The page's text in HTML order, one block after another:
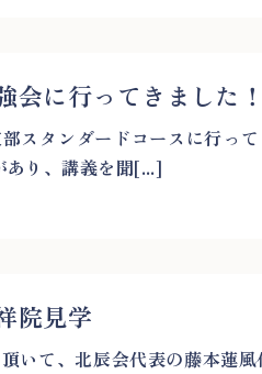
会に行ってきました！
スタンダードコースに行っ
あり、講義を聞[...]
院見学
いて、北辰会代表の藤本蓮